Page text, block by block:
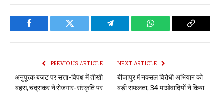
Facebook Twitter Telegram WhatsApp Copy
PREVIOUS ARTICLE
अनुपूरक बजट पर सत्ता-विपक्ष में तीखी
बहस, चंद्राकर ने रोजगार-संस्कृति पर
NEXT ARTICLE
बीजापुर में नक्सल विरोधी अभियान को
बड़ी सफलता, 34 माओवादियों ने किया